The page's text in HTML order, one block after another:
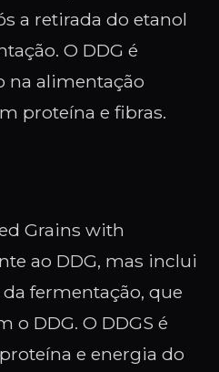
a retirada do etanol
O DDG é
na alimentação
proteína e fibras.
Grains with
ao DDG, mas inclui
fermentação, que
o DDG. O DDGS é
e energia do